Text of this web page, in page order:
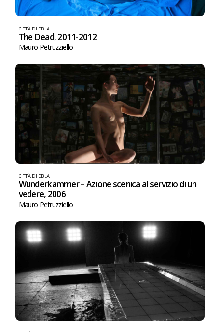
CITTÀ DI EBLA
The Dead, 2011-2012
Mauro Petruzziello
CITTÀ DI EBLA
Wunderkammer – Azione scenica al servizio di un
vedere, 2006
Mauro Petruzziello